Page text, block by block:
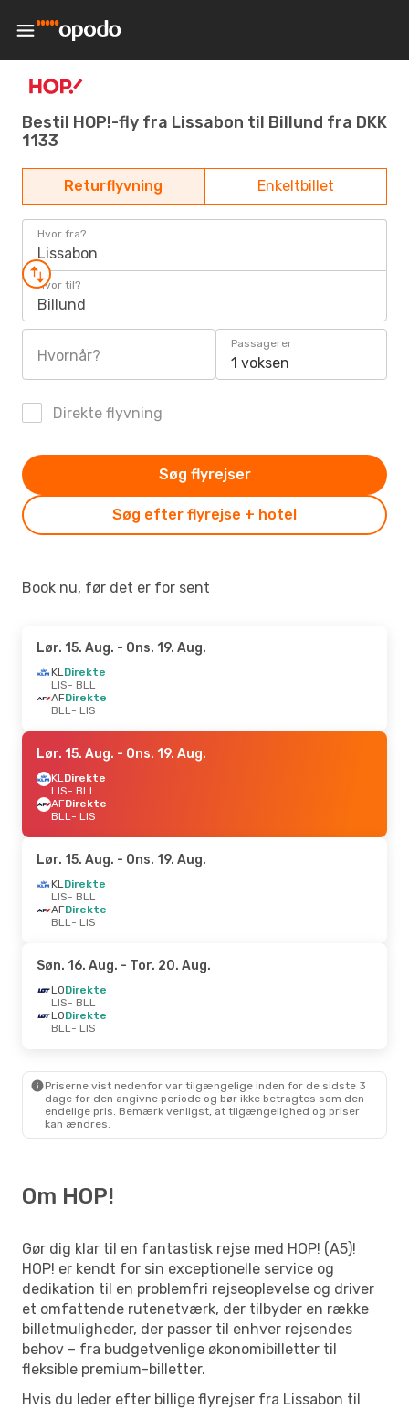
Bestil HOP!-fly fra Lissabon til Billund fra DKK
1133
Returflyvning Enkeltbillet
Hvor fra?
Lissabon
Hvor til?
Billund
Hvornår?
Passagerer
1 voksen
Direkte flyvning
Søg efter flyrejse + hotel
Søg flyrejser
Book nu, før det er for sent
Lør. 15. Aug. - Ons. 19. Aug.
KLDirekte
LIS- BLL
AFDirekte
BLL- LIS
Lør. 15. Aug. - Ons. 19. Aug.
KLDirekte
LIS- BLL
AFDirekte
BLL- LIS
Lør. 15. Aug. - Ons. 19. Aug.
KLDirekte
LIS- BLL
AFDirekte
BLL- LIS
Søn. 16. Aug. - Tor. 20. Aug.
LODirekte
LIS- BLL
LODirekte
BLL- LIS
Priserne vist nedenfor var tilgængelige inden for de sidste 3
dage for den angivne periode og bør ikke betragtes som den
endelige pris. Bemærk venligst, at tilgængelighed og priser
kan ændres.
Om HOP!
Gør dig klar til en fantastisk rejse med HOP! (A5)!
HOP! er kendt for sin exceptionelle service og
dedikation til en problemfri rejseoplevelse og driver
et omfattende rutenetværk, der tilbyder en række
billetmuligheder, der passer til enhver rejsendes
behov – fra budgetvenlige økonomibilletter til
fleksible premium-billetter.
Hvis du leder efter billige flyrejser fra Lissabon til